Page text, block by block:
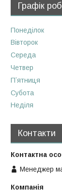
Графік
Понеділок
Вівторок
Середа
Четвер
Пʼятниця
Субота
Неділя
Контакти
Менеджер